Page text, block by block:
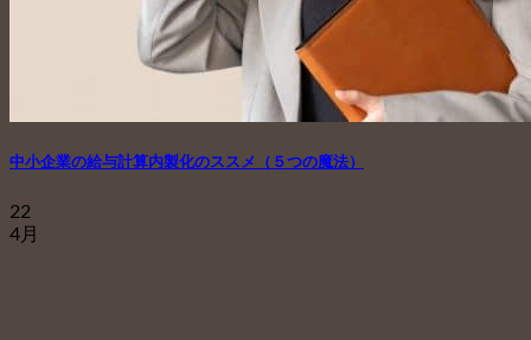
中小企業の給与計算内製化のススメ（５つの魔法）
22
4月